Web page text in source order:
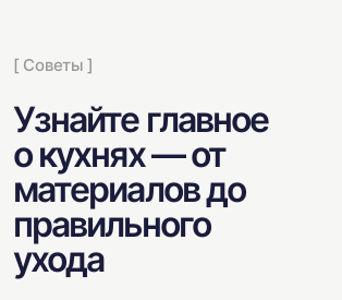
[ Советы ]
Узнайте главное
о кухнях — от
материалов до
правильного
ухода